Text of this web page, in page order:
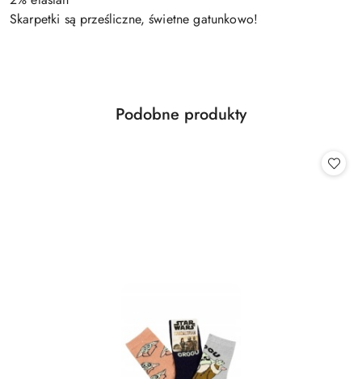
Skarpetki są prześliczne, świetne gatunkowo!
Pomiń karuzelę produktów
Produkty
Podobne produkty